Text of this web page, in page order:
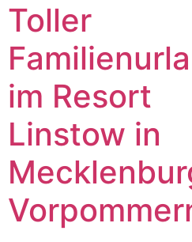
Toller
im Resort
Linstow in